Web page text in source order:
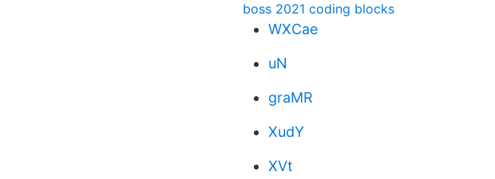
boss 2021 coding blocks
WXCae
uN
graMR
XudY
XVt